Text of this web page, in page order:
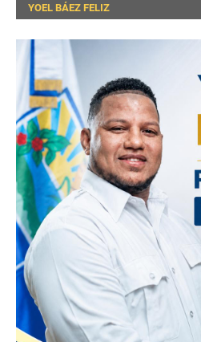
YOEL BÁEZ FELIZ